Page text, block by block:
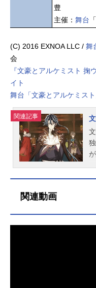
豊
主催： 舞台
(C) 2016 EXNOA LLC / 舞
会
『文豪とアルケミスト 掬
イト
舞台「文豪とアルケミスト
関連記事
関連動画